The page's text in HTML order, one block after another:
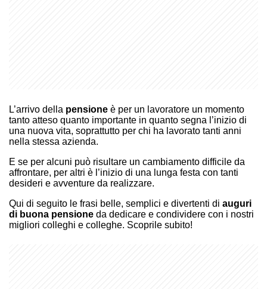
L’arrivo della pensione è per un lavoratore un momento
tanto atteso quanto importante in quanto segna l’inizio di
una nuova vita, soprattutto per chi ha lavorato tanti anni
nella stessa azienda.
E se per alcuni può risultare un cambiamento difficile da
affrontare, per altri è l’inizio di una lunga festa con tanti
desideri e avventure da realizzare.
Qui di seguito le frasi belle, semplici e divertenti di auguri
di buona pensione da dedicare e condividere con i nostri
migliori colleghi e colleghe. Scoprile subito!